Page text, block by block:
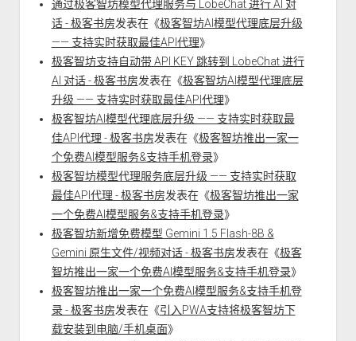
通过极客智坊模型代理服务与 LobeChat 进行 AI 对
话 - 极客书房发表在《极客智坊AI模型代理底层升级
—— 支持实时获取最佳API代理》
极客智坊支持自动带 API KEY 跳转到 LobeChat 进行
AI 对话 - 极客书房发表在《极客智坊AI模型代理底层
升级 —— 支持实时获取最佳API代理》
极客智坊AI模型代理底层升级 —— 支持实时获取最
佳API代理 - 极客书房发表在《极客智坊推出一家一
个免费AI模型服务&支持手机登录》
极客智坊模型代理服务底层升级 —— 支持实时获取
最佳API代理 - 极客书房发表在《极客智坊推出一家
一个免费AI模型服务&支持手机登录》
极客智坊新增免费模型 Gemini 1.5 Flash-8B &
Gemini 原生文件/视频对话 - 极客书房发表在《极客
智坊推出一家一个免费AI模型服务&支持手机登录》
极客智坊推出一家一个免费AI模型服务&支持手机登
录 - 极客书房发表在《引入PWA支持将极客智坊下
载安装到电脑/手机桌面》